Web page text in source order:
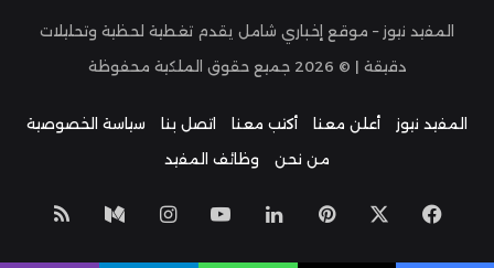
المفيد نيوز – موقع إخباري شامل يقدم تغطية لحظية وتحليلات
دقيقة | © 2026 جميع حقوق الملكية محفوظة
المفيد نيوز أعلن معنا أكتب معنا اتصل بنا
سياسة الخصوصية
من نحن
وظائف المفيد
فيسبوك بينتيريست
لينكدإن‫YouTube
انستقراموسط